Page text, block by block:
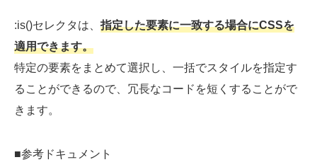
:is()セレクタは、 指定した要素に一致する場合にCSSを
適用できます。
特定の要素をまとめて選択し、一括でスタイルを指定す
ることができるので、冗長なコードを短くすることがで
きます。
■参考ドキュメント